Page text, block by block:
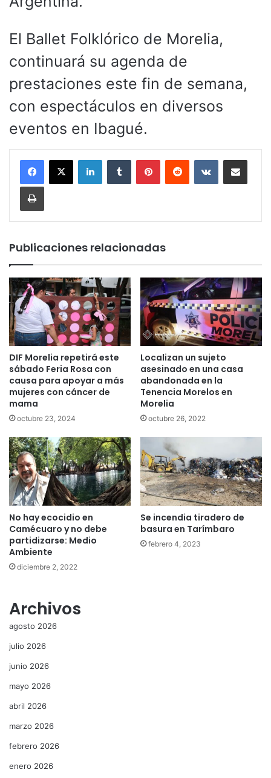
El Ballet Folklórico de Morelia,
continuará su agenda de
prestaciones este fin de semana,
con espectáculos en diversos
eventos en Ibagué.
LinkedInTumblr PinterestReddit VKontakteCompartir por
Imprimir
Publicaciones relacionadas
DIF Morelia repetirá este
sábado Feria Rosa con
causa para apoyar a más
mujeres con cáncer de
mama
octubre 23, 2024
Localizan un sujeto
asesinado en una casa
abandonada en la
Tenencia Morelos en
Morelia
octubre 26, 2022
No hay ecocidio en
Camécuaro y no debe
partidizarse: Medio
Ambiente
diciembre 2, 2022
Se incendia tiradero de
basura en Tarímbaro
febrero 4, 2023
Archivos
agosto 2026
julio 2026
junio 2026
mayo 2026
abril 2026
marzo 2026
febrero 2026
enero 2026